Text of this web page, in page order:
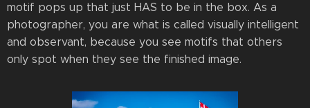
motif pops up that just HAS to be in the box. As a
photographer, you are what is called visually intelligent
and observant, because you see motifs that others
only spot when they see the finished image.